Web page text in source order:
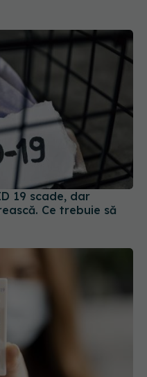
19 scade, dar
Ce trebuie să